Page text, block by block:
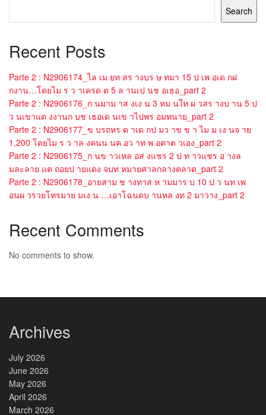
Search
Recent Posts
Parte 2 : N2906174_ไล เม ยท สร างบร ษ ทมา 15 ป เพ อเด กฝ
กงาน…โดยไม ร ว าเครด ต 5 ล านเป นช อเธอ_part 2
Parte 2 : N2906176_ก นมาม าส งเง น 3 หม นให ผ วสร างบ าน 5 ป
ว นเขาแต งงานก บช เธอเด นเข าไปพร อมทนาย_part 2
Parte 2 : N2906177_ข บรถหร ด าเด กป มว าข ข า ไม ม เง นจ าย
1,200 โดยไม ร ว าล งคนน นค อว าท พ อตาต วเอง_part 2
Parte 2 : N2906175_ก นข าวเหล อส งแชร 2 ป ท าวแชร อ างล
มละลาย แต ถอยป ายแดง จบท หมายศาลกลางตลาด_part 2
Parte 2 : N2906178_อายสาม ช างทาส ห ามมาร บ 10 ป ว นท เพ
อนผ วรวยโทรมาย มเง น …เอาโฉนดบ านหล งท 2 มาวาง_part 2
Recent Comments
No comments to show.
Archives
July 2026
June 2026
May 2026
April 2026
March 2026